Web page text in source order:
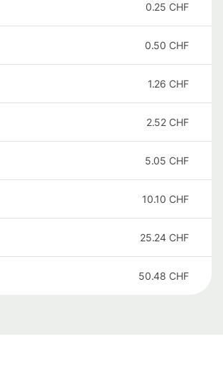
0.25 CHF
0.50 CHF
1.26 CHF
2.52 CHF
5.05 CHF
10.10 CHF
25.24 CHF
50.48 CHF